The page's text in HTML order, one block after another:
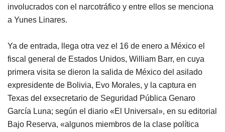
involucrados con el narcotráfico y entre ellos se menciona
a Yunes Linares.
Ya de entrada, llega otra vez el 16 de enero a México el
fiscal general de Estados Unidos, William Barr, en cuya
primera visita se dieron la salida de México del asilado
expresidente de Bolivia, Evo Morales, y la captura en
Texas del exsecretario de Seguridad Pública Genaro
García Luna; según el diario «El Universal», en su editorial
Bajo Reserva, «algunos miembros de la clase política